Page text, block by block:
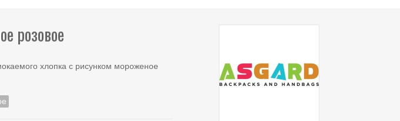
розовое
хлопка с рисунком мороженое